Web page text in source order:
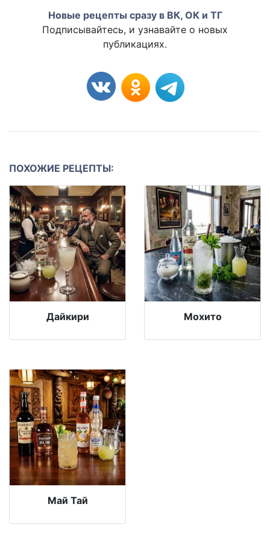
Новые рецепты сразу в ВК, ОК и ТГ
Подписывайтесь, и узнавайте о новых
публикациях.
ПОХОЖИЕ РЕЦЕПТЫ:
Дайкири Мохито
Май Тай